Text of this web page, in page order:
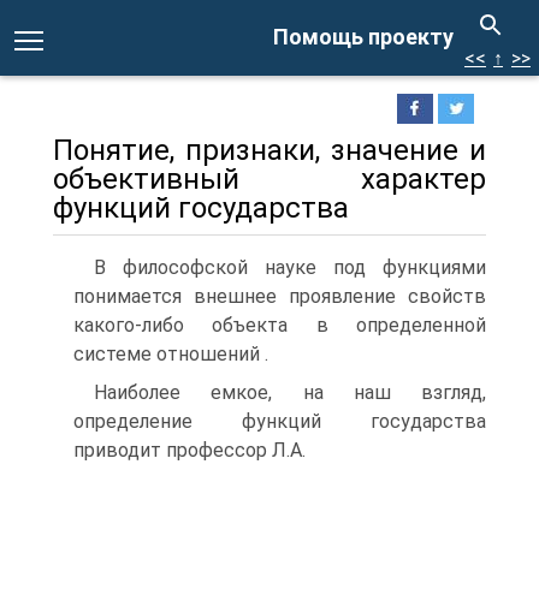
Помощь проекту
<< ↑ >>
Понятие, признаки, значение и
объективный характер
функций государства
В философской науке под функциями
понимается внешнее проявление свойств
какого-либо объекта в определенной
системе отношений .
Наиболее емкое, на наш взгляд,
определение функций государства
приводит профессор Л.А.